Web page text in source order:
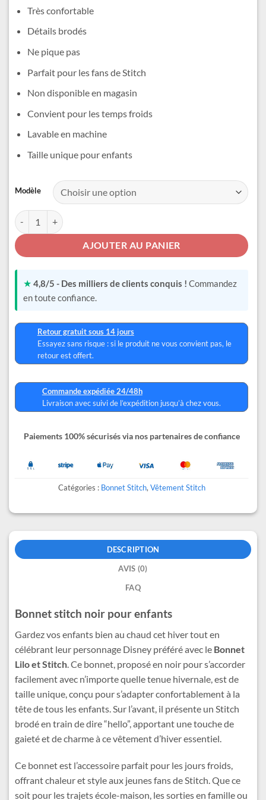
11,99 €.
Très confortable
Détails brodés
Ne pique pas
Parfait pour les fans de Stitch
Non disponible en magasin
Convient pour les temps froids
Lavable en machine
Taille unique pour enfants
Modèle
quantité de Bonnet Lilo et Stitch
AJOUTER AU PANIER
Alternative:
★ 4,8/5 - Des milliers de clients conquis ! Commandez
en toute confiance.
Retour gratuit sous 14 jours
Essayez sans risque : si le produit ne vous convient pas, le
retour est offert.
Commande expédiée 24/48h
Livraison avec suivi de l’expédition jusqu’à chez vous.
Paiements 100% sécurisés via nos partenaires de confiance
Catégories : Bonnet Stitch, Vêtement Stitch
DESCRIPTION
AVIS (0)
FAQ
Bonnet stitch noir pour enfants
Gardez vos enfants bien au chaud cet hiver tout en
célébrant leur personnage Disney préféré avec le Bonnet
Lilo et Stitch . Ce bonnet, proposé en noir pour s’accorder
facilement avec n’importe quelle tenue hivernale, est de
taille unique, conçu pour s’adapter confortablement à la
tête de tous les enfants. Sur l’avant, il présente un Stitch
brodé en train de dire “hello”, apportant une touche de
gaieté et de charme à ce vêtement d’hiver essentiel.
Ce bonnet est l’accessoire parfait pour les jours froids,
offrant chaleur et style aux jeunes fans de Stitch. Que ce
soit pour les trajets école-maison, les sorties en famille ou